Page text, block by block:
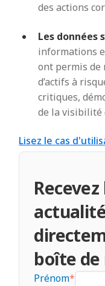
des actions
Les données
informations
ont permis de
d’actifs à
critiques,
de la visibilité
Lisez le cas
boîte
Prénom*